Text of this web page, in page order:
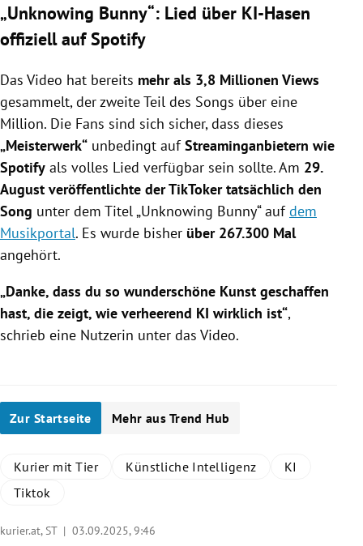
„Unknowing Bunny“: Lied über KI-Hasen
offiziell auf Spotify
Das Video hat bereits mehr als 3,8 Millionen Views
gesammelt, der zweite Teil des Songs über eine
Million. Die Fans sind sich sicher, dass dieses
„Meisterwerk“ unbedingt aufStreaminganbietern wie
Spotify als volles Lied verfügbar sein sollte. Am 29.
August veröffentlichte der TikToker tatsächlich den
Song unter dem Titel „Unknowing Bunny“ aufdem
Musikportal. Es wurde bisher über 267.300 Mal
angehört.
„Danke, dass du so wunderschöne Kunst geschaffen
hast, die zeigt, wie verheerend KI wirklich ist“,
schrieb eine Nutzerin unter das Video.
Zur Startseite Mehr aus Trend Hub
Kurier mit Tier Künstliche Intelligenz
KI
Tiktok
kurier.at, ST | 03.09.2025, 9:46